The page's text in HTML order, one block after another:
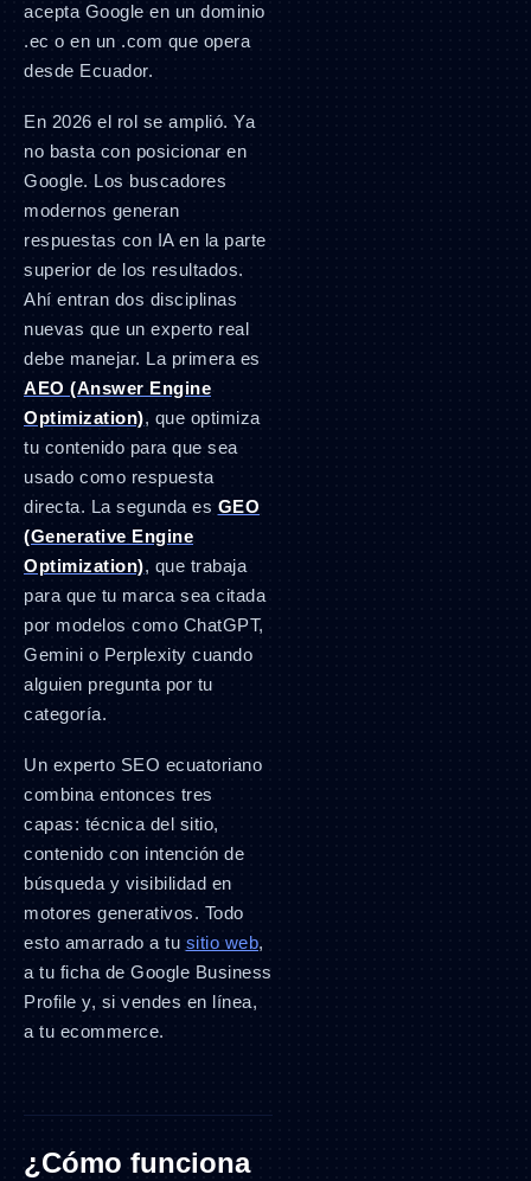
acepta Google en un dominio
.ec o en un .com que opera
desde Ecuador.
En 2026 el rol se amplió. Ya
no basta con posicionar en
Google. Los buscadores
modernos generan
respuestas con IA en la parte
superior de los resultados.
Ahí entran dos disciplinas
nuevas que un experto real
debe manejar. La primera es
AEO (Answer Engine
Optimization), que optimiza
tu contenido para que sea
usado como respuesta
directa. La segunda es GEO
(Generative Engine
Optimization), que trabaja
para que tu marca sea citada
por modelos como ChatGPT,
Gemini o Perplexity cuando
alguien pregunta por tu
categoría.
Un experto SEO ecuatoriano
combina entonces tres
capas: técnica del sitio,
contenido con intención de
búsqueda y visibilidad en
motores generativos. Todo
esto amarrado a tu sitio web,
a tu ficha de Google Business
Profile y, si vendes en línea,
a tu ecommerce.
¿Cómo funciona